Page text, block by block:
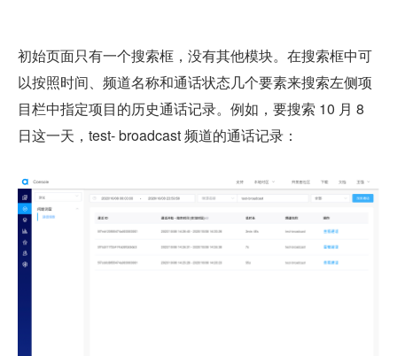
初始页面只有一个搜索框，没有其他模块。在搜索框中可
以按照时间、频道名称和通话状态几个要素来搜索左侧项
目栏中指定项目的历史通话记录。例如，要搜索 10 月 8
日这一天，test- broadcast 频道的通话记录：